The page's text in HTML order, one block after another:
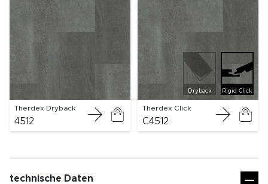
Therdex Dryback
4512
Rigid Click
Dryback
Therdex Click
C4512
technische Daten